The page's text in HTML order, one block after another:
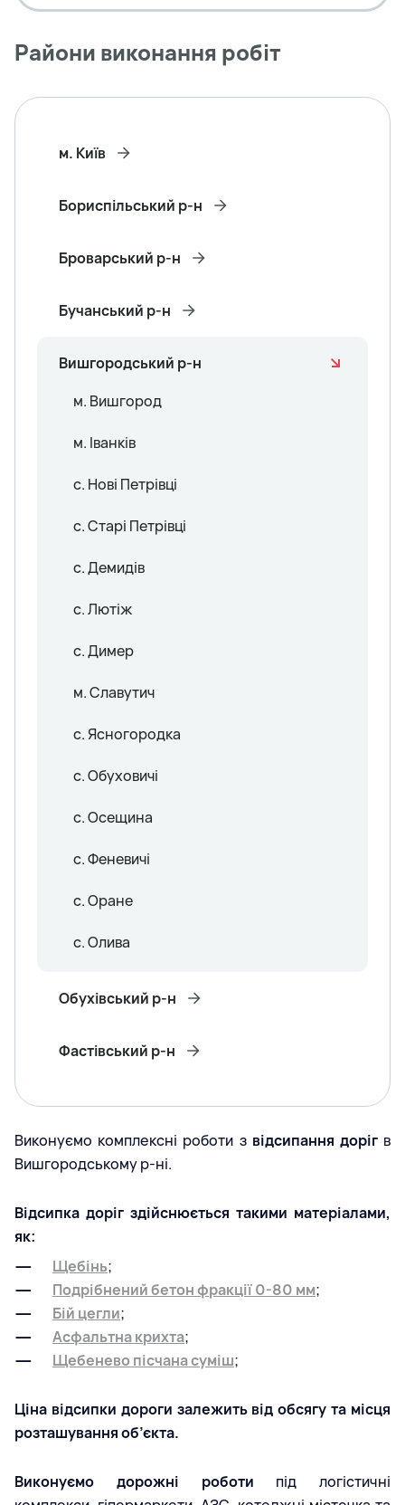
Виконуємо комплексні роботи з відсипання дорігв
Вишгородському р-ні.
Відсипка доріг здійснюється такими матеріалами,
як:
Щебінь;
Подрібнений бетон фракції 0-80 мм;
Бій цегли;
Асфальтна крихта;
Щебенево пісчана суміш;
Ціна відсипки дороги залежить від обсягу та місця
розташування об’єкта.
Виконуємо дорожні роботи під логістичні
Райони виконання робіт
м. Київ
Бориспільський р-н
Броварський р-н
Бучанський р-н
Вишгородський р-н
м. Вишгород
м. Іванків
с. Нові Петрівці
с. Старі Петрівці
с. Демидів
с. Лютіж
с. Димер
м. Славутич
с. Ясногородка
с. Обуховичі
с. Осещина
с. Феневичі
с. Оране
с. Олива
Обухівський р-н
Фастівський р-н